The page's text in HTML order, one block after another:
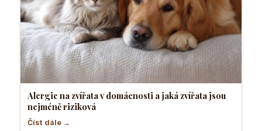
Alergie na zvířata v domácnosti a jaká zvířata jsou
nejméně riziková
Číst dále →